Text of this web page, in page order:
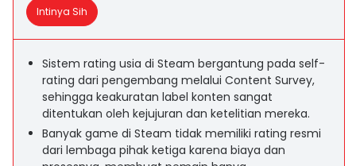
Intinya Sih
Sistem rating usia di Steam bergantung pada self-
rating dari pengembang melalui Content Survey,
sehingga keakuratan label konten sangat
ditentukan oleh kejujuran dan ketelitian mereka.
Banyak game di Steam tidak memiliki rating resmi
dari lembaga pihak ketiga karena biaya dan